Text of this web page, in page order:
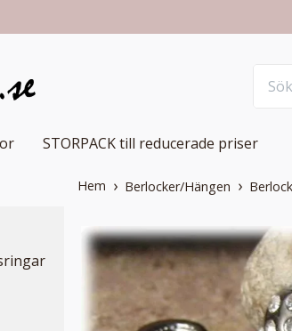
STORPACK till reducerade priser
Hem Berlocker/Hängen